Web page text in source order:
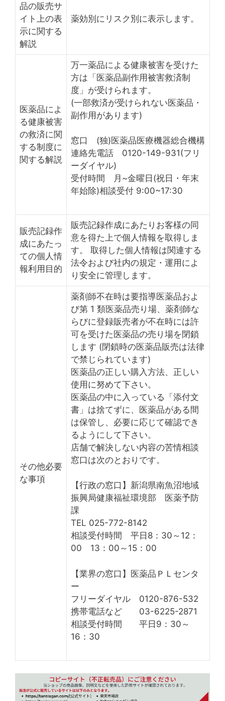
品の販売サ
イト上の表
示に関する
解説
薬効別にリスク別に表示します。
医薬品によ
る健康被害
の救済に関
する制度に
関する解説
万一薬品による健康被害を受けた
方は「医薬品副作用被害救済制
度」が受けられます。
(一部救済が受けられない医薬品・
副作用があります)
窓口 (独)医薬品医療機器総合機構
連絡先電話 0120-149-931(フリ
ーダイヤル)
受付時間 月~金曜日(祝日・年末
年始除)相談受付 9:00~17:30
販売記録作
成にあたっ
ての個人情
報利用目的
販売記録作成にあたりお客様の同
意を得た上で個人情報を取得しま
す。 取得した個人情報は関連する
法令および社内の規定・運用によ
り安全に管理します。
その他必要
な事項
薬剤師不在時は要指導医薬品およ
び第 1 類医薬品売り場、薬剤師な
らびに登録販売者が不在時には許
可を受けた医薬品の売り場を閉鎖
します (閉鎖時の医薬品販売は法律
で禁じられています)
医薬品の正しい購入方法、正しい
使用に努めて下さい。
医薬品の中に入っている「添付文
書」は捨てずに、医薬品がある間
は保管し、必要に応じて確認でき
るようにして下さい。
店舗で解決しない内容の苦情相談
窓口は次のとおりです。
【行政の窓口】新潟県南魚沼地域
振興局健康福祉環境部 医薬予防
課
TEL 025-772-8142
相談受付時間 平日8：30～12：
00 13：00～15：00
【業界の窓口】医薬品ＰＬセンタ
ー
フリーダイヤル 0120-876-532
携帯電話など 03-6225-2871
相談受付時間 平日9：30～
16：30